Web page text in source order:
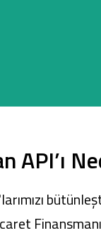
API’ı